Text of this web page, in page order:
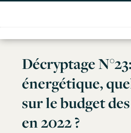
Skip
content
Décryptage
énergétique,
sur le budget
en 2022 ?